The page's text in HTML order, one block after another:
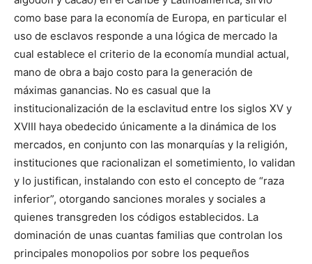
como base para la economía de Europa, en particular el
uso de esclavos responde a una lógica de mercado la
cual establece el criterio de la economía mundial actual,
mano de obra a bajo costo para la generación de
máximas ganancias. No es casual que la
institucionalización de la esclavitud entre los siglos XV y
XVIII haya obedecido únicamente a la dinámica de los
mercados, en conjunto con las monarquías y la religión,
instituciones que racionalizan el sometimiento, lo validan
y lo justifican, instalando con esto el concepto de “raza
inferior”, otorgando sanciones morales y sociales a
quienes transgreden los códigos establecidos. La
dominación de unas cuantas familias que controlan los
principales monopolios por sobre los pequeños